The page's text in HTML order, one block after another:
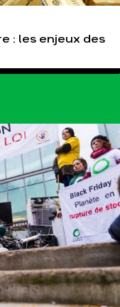
: les enjeux des